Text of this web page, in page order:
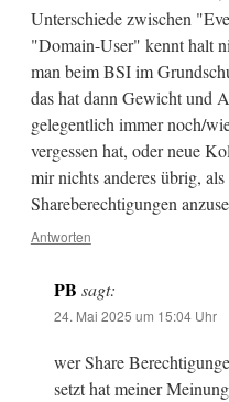
Unterschiede zwischen
"Domain-User" kennt halt
man beim BSI im
das hat dann Gewicht und
gelegentlich immer noch/
vergessen hat, oder neue
mir nichts anderes übrig,
Shareberechtigungen
Antworten
PB sagt:
24. Mai 2025 um 15:04 Uhr
wer Share
setzt hat meiner